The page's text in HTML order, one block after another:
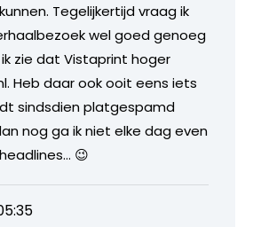
Tegelijkertijd vraag ik
wel goed genoeg
zie dat Vistaprint hoger
Heb daar ook ooit eens iets
sindsdien platgespamd
nog ga ik niet elke dag even
😉